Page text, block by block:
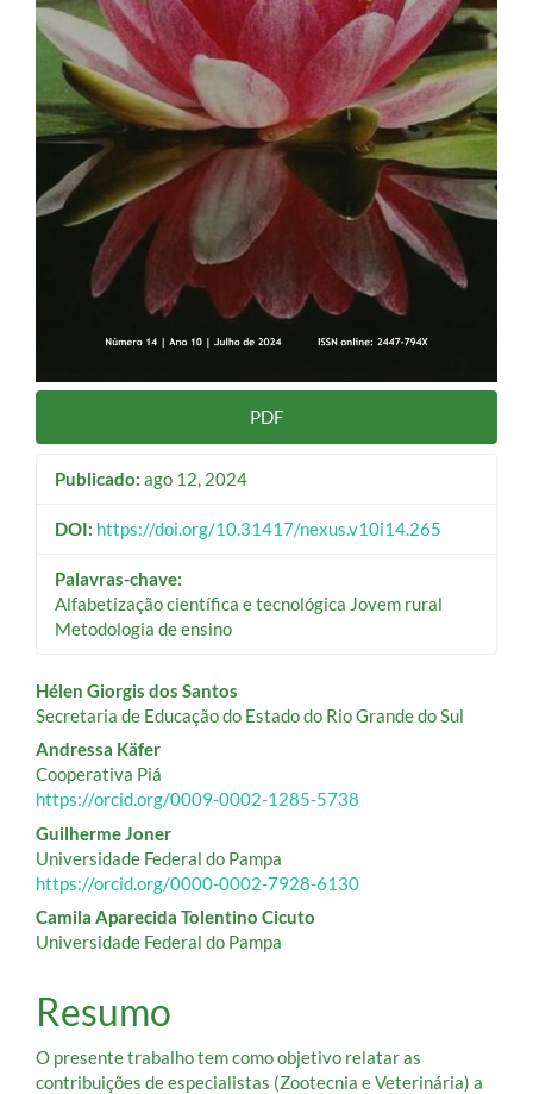
PDF
Publicado: ago 12, 2024
DOI: https://doi.org/10.31417/nexus.v10i14.265
Palavras-chave:
Alfabetização científica e tecnológica Jovem rural
Metodologia de ensino
Conteúdo
do
artigo
principal
Hélen Giorgis dos Santos
Secretaria de Educação do Estado do Rio Grande do Sul
Andressa Käfer
Cooperativa Piá
https://orcid.org/0009-0002-1285-5738
Guilherme Joner
Universidade Federal do Pampa
https://orcid.org/0000-0002-7928-6130
Camila Aparecida Tolentino Cicuto
Universidade Federal do Pampa
Resumo
O presente trabalho tem como objetivo relatar as
contribuições de especialistas (Zootecnia e Veterinária) a